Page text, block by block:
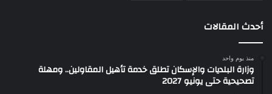
أحدث المقالات
منذ يوم واحد
وزارة البلديات والإسكان تطلق خدمة تأهيل المقاولين.. ومهلة
تصحيحية حتى يونيو 2027